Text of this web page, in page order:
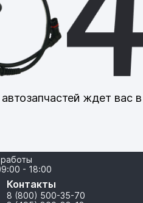
ждет вас в
- 18:00
Контакты
8 (800) 500-35-70